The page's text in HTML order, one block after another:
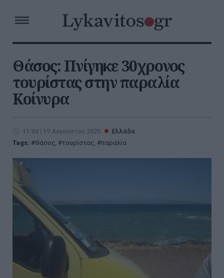
Θάσος: Πνίγηκε 30χρονος
τουρίστας στην παραλία
Κοίνυρα
11:02 | 19 Αυγούστου 2025
Ελλάδα
Tags:
Θάσος, τουρίστας, παραλία